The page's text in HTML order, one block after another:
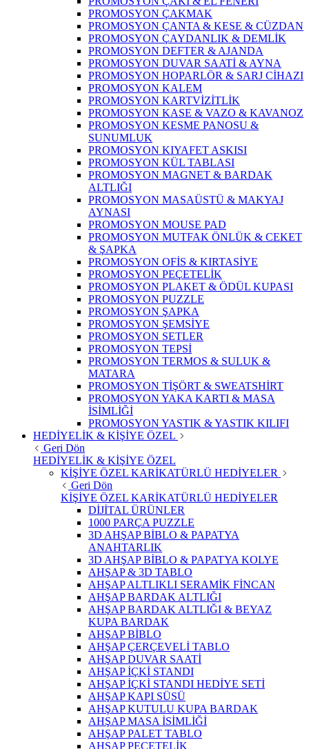
PROMOSYON ÇAKMAK
PROMOSYON ÇANTA & KESE & CÜZDAN
PROMOSYON ÇAYDANLIK & DEMLİK
PROMOSYON DEFTER & AJANDA
PROMOSYON DUVAR SAATİ & AYNA
PROMOSYON HOPARLÖR & SARJ CİHAZI
PROMOSYON KALEM
PROMOSYON KARTVİZİTLİK
PROMOSYON KASE & VAZO & KAVANOZ
PROMOSYON KESME PANOSU &
SUNUMLUK
PROMOSYON KIYAFET ASKISI
PROMOSYON KÜL TABLASI
PROMOSYON MAGNET & BARDAK
ALTLIĞI
PROMOSYON MASAÜSTÜ & MAKYAJ
AYNASI
PROMOSYON MOUSE PAD
PROMOSYON MUTFAK ÖNLÜK & CEKET
& ŞAPKA
PROMOSYON OFİS & KIRTASİYE
PROMOSYON PEÇETELİK
PROMOSYON PLAKET & ÖDÜL KUPASI
PROMOSYON PUZZLE
PROMOSYON ŞAPKA
PROMOSYON ŞEMSİYE
PROMOSYON SETLER
PROMOSYON TEPSİ
PROMOSYON TERMOS & SULUK &
MATARA
PROMOSYON TİŞÖRT & SWEATSHİRT
PROMOSYON YAKA KARTI & MASA
İSİMLİĞİ
PROMOSYON YASTIK & YASTIK KILIFI
HEDİYELİK & KİŞİYE ÖZEL
Geri Dön
HEDİYELİK & KİŞİYE ÖZEL
KİŞİYE ÖZEL KARİKATÜRLÜ HEDİYELER
Geri Dön
KİŞİYE ÖZEL KARİKATÜRLÜ HEDİYELER
DİJİTAL ÜRÜNLER
1000 PARÇA PUZZLE
3D AHŞAP BİBLO & PAPATYA
ANAHTARLIK
3D AHŞAP BİBLO & PAPATYA KOLYE
AHŞAP & 3D TABLO
AHŞAP ALTLIKLI SERAMİK FİNCAN
AHŞAP BARDAK ALTLIĞI
AHŞAP BARDAK ALTLIĞI & BEYAZ
KUPA BARDAK
AHŞAP BİBLO
AHŞAP ÇERÇEVELİ TABLO
AHŞAP DUVAR SAATİ
AHŞAP İÇKİ STANDI
AHŞAP İÇKİ STANDI HEDİYE SETİ
AHŞAP KAPI SÜSÜ
AHŞAP KUTULU KUPA BARDAK
AHŞAP MASA İSİMLİĞİ
AHŞAP PALET TABLO
AHŞAP PEÇETELİK